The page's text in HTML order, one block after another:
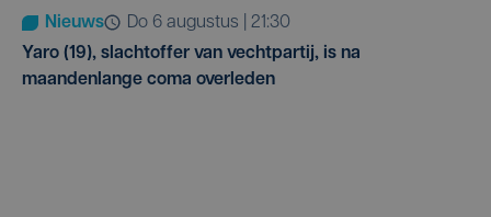
Nieuws
do 6 augustus | 21:30
Yaro (19), slachtoffer van vechtpartij, is na
maandenlange coma overleden